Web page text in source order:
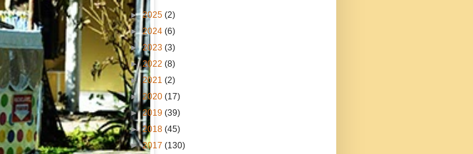
►2025 (2)
►2024 (6)
►2023 (3)
►2022 (8)
►2021 (2)
► 2020 (17)
►2019 (39)
►2018 (45)
►2017 (130)